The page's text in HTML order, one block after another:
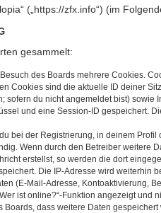
(„https://zfx.info“) (im
gesammelt:
des Boards mehrere Cookies.
Cookies sind die aktuelle ID deiner
sofern du nicht angemeldet bist)
und eine Session-ID gespeichert.
bei der Registrierung, in deinem
Wenn durch den Betreiber weitere
erstellst, so werden die dort
Die IP-Adresse wird weiterhin
(E-Mail-Adresse, Kontoaktivierung,
ist online?“-Funktion angezeigt und
dass weitere Daten